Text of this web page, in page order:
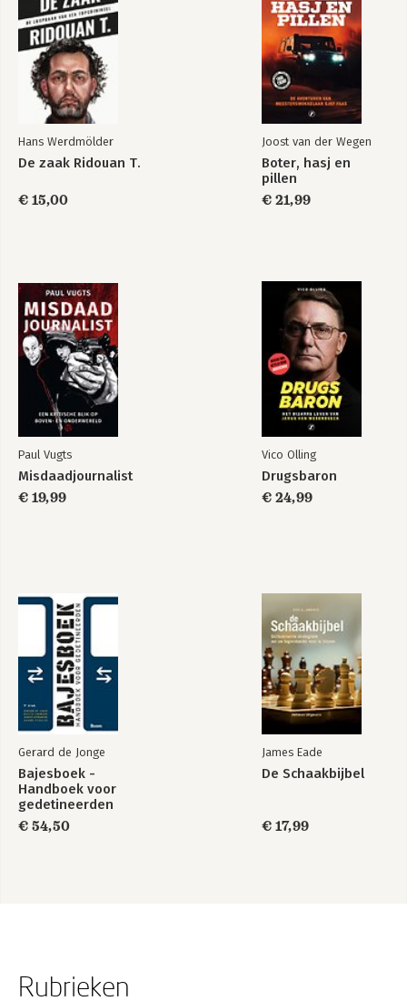
Deel 3:Geld verdienen met cryptovaluta en verschillende
toepassingen
HOOFDSTUK 10: Geld verdienen met cryptovaluta
HOOFDSTUK 11: Ecosystemen
Deel 4: Het deel van de tientallen
HOOFDSTUK 12: Tien grote handelsplatformen
HOOFDSTUK 13: Tien misvattingen rond cryptovaluta
Verklarende woordenlijst
Hans Werdmölder
De zaak Ridouan T.
€ 15,00
Joost van der Wegen
Boter, hasj en
pillen
€ 21,99
Paul Vugts
Misdaadjournalist
€ 19,99
Vico Olling
Drugsbaron
€ 24,99
Gerard de Jonge
Bajesboek -
Handboek voor
gedetineerden
€ 54,50
James Eade
De Schaakbijbel
€ 17,99
Rubrieken